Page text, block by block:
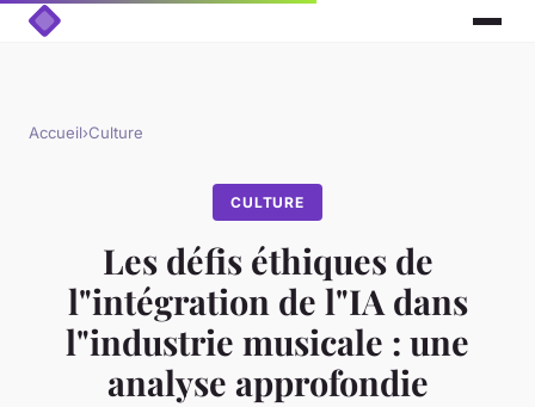
Accueil›Culture
CULTURE
Les défis éthiques de
l"intégration de l"IA dans
l"industrie musicale : une
analyse approfondie